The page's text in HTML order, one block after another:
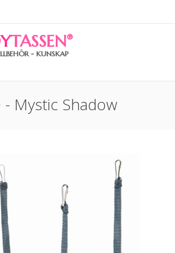
TASSEN®
- KUNSKAP
- Mystic Shadow